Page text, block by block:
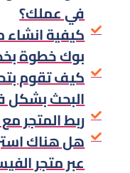
في عملك؟
كيفية انشاء
بوك خطوة
كيف تقوم
البحث بشكل
ربط المتجر
هل هناك
عبر متجر